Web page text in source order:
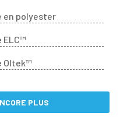
en polyester
Oltek™
PLUS